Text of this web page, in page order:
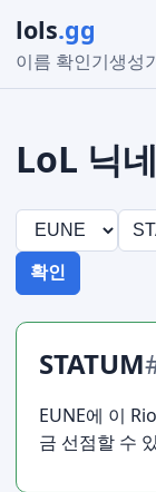
lols.gg
이름 확인기생성
LoL 닉
확인
STATUM
EUNE에 이
금 선점할 수